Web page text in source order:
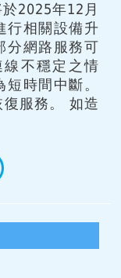
2025年12月
行相關設備升
分網路服務可
不穩定之情
時間中斷。
服務。 如造